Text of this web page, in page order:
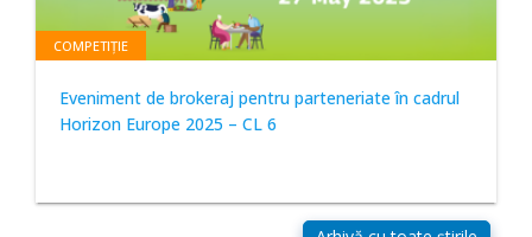
COMPETIȚIE
Eveniment de brokeraj pentru parteneriate în cadrul
Horizon Europe 2025 – CL 6